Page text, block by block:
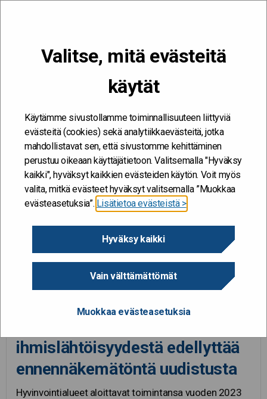
Valitse, mitä evästeitä
käytät
Käytämme sivustollamme toiminnallisuuteen liittyviä
evästeitä (cookies) sekä analytiikkaevästeitä, jotka
mahdollistavat sen, että sivustomme kehittäminen
perustuu oikeaan käyttäjätietoon. Valitsemalla "Hyväksy
kaikki", hyväksyt kaikkien evästeiden käytön. Voit myös
valita, mitkä evästeet hyväksyt valitsemalla ”Muokkaa
evästeasetuksia”. Lisätietoa evästeistä >
Hyväksy kaikki
Vain välttämättömät
Muokkaa evästeasetuksia
Kehitän ja kehityn #töissäSuomelle
#uudistus
ihmislähtöisyydestä edellyttää
ennennäkemätöntä uudistusta
Hyvinvointialueet aloittavat toimintansa vuoden 2023